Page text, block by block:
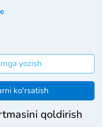
yozish
ko'rsatish
qoldirish